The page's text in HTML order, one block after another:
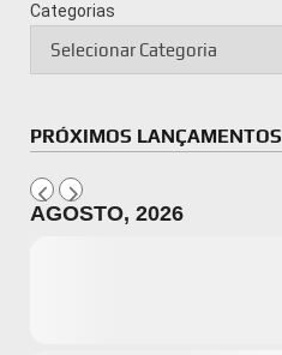
Categorias
PRÓXIMOS LANÇAMENTOS
AGOSTO, 2026